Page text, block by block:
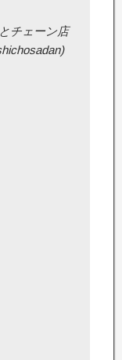
チェーン店